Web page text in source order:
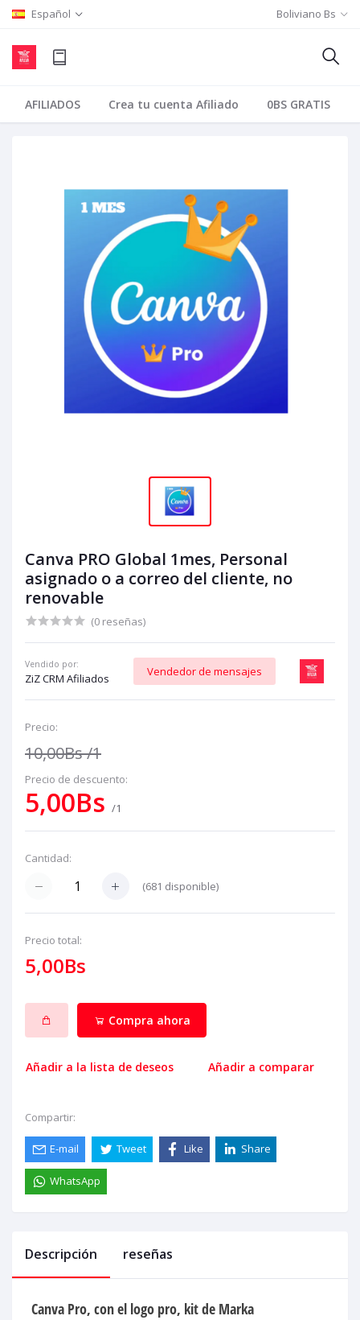
Español Boliviano Bs
AFILIADOS Crea tu cuenta Afiliado 0BS GRATIS
Canva PRO Global 1mes, Personal
asignado o a correo del cliente, no
renovable
(0 reseñas)
Vendido por:
ZiZ CRM Afiliados
Vendedor de mensajes
Precio:
10,00Bs/1
Precio de descuento:
5,00Bs /1
Cantidad:
(681 disponible)
Precio total:
5,00Bs
Compra ahora
Añadir a la lista de deseos Añadir a comparar
Compartir:
E-mail Tweet Like Share
WhatsApp
Descripción reseñas
Canva Pro, con el logo pro, kit de Marka